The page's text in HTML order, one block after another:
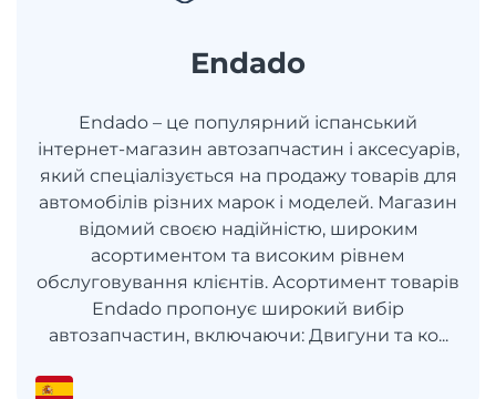
Endado
Endado – це популярний іспанський
інтернет-магазин автозапчастин і аксесуарів,
який спеціалізується на продажу товарів для
автомобілів різних марок і моделей. Магазин
відомий своєю надійністю, широким
асортиментом та високим рівнем
обслуговування клієнтів. Асортимент товарів
Endado пропонує широкий вибір
автозапчастин, включаючи: Двигуни та ко...